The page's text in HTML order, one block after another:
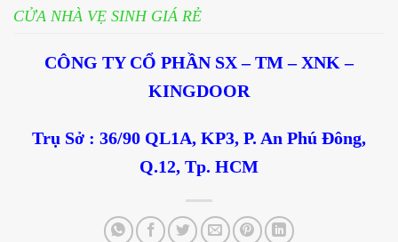
CỬA NHÀ VẸ SINH GIÁ RẺ
CÔNG TY CỔ PHẦN SX – TM – XNK –
KINGDOOR
Trụ Sở : 36/90 QL1A, KP3, P. An Phú Đông,
Q.12, Tp. HCM